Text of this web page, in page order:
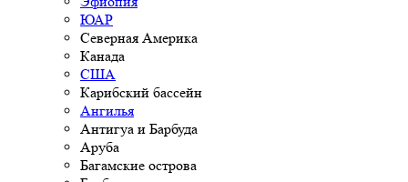
ЮАР
Северная Америка
Канада
США
Карибский бассейн
Ангилья
Антигуа и Барбуда
Аруба
Багамские острова